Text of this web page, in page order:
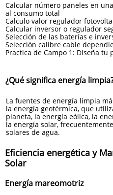
Calcular número paneles en
al consumo total
Calculo valor regulador
Calcular inversor o regulador
Selección de las baterías e
Selección calibre cable
Practica de Campo 1: Diseña tu
¿Qué significa energía
La fuentes de energía limpia
la energía geotérmica, que
planeta, la energía eólica, la
la energía solar,
solares de agua.
Eficiencia energética y
Solar
Energía mareomotriz